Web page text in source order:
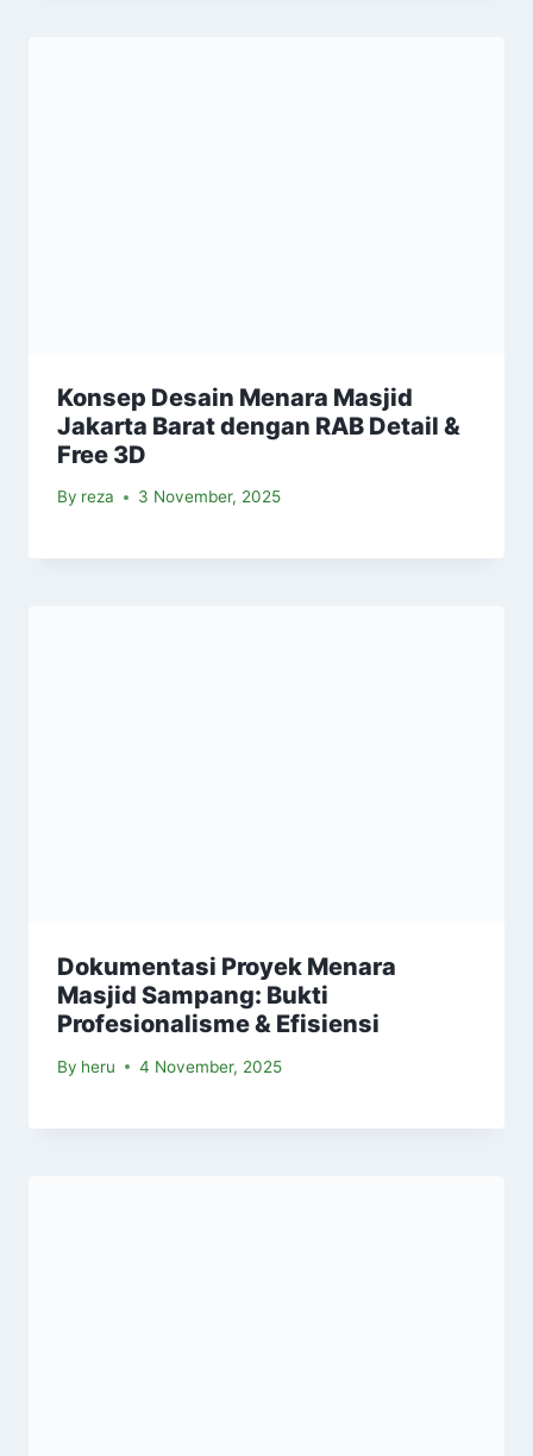
Konsep Desain Menara Masjid
Jakarta Barat dengan RAB Detail &
Free 3D
By reza 3 November, 2025
Dokumentasi Proyek Menara
Masjid Sampang: Bukti
Profesionalisme & Efisiensi
By heru 4 November, 2025